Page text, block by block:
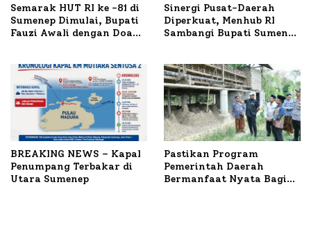
Semarak HUT RI ke -81 di
Sumenep Dimulai, Bupati
Fauzi Awali dengan Doa
Sinergi Pusat-Daerah
Diperkuat, Menhub RI
Sambangi Bupati Sumenep
BREAKING NEWS – Kapal
Penumpang Terbakar di
Utara Sumenep
Pastikan Program
Pemerintah Daerah
Bermanfaat Nyata Bagi